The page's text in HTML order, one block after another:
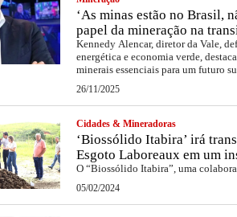
‘As minas estão no Brasil,
papel da mineração na
Kennedy Alencar, diretor da Vale,
energética e economia verde,
minerais essenciais para um futuro
26/11/2025
Cidades & Mineradoras
‘Biossólido Itabira’ irá
Esgoto Laboreaux em um
O “Biossólido Itabira”, uma
05/02/2024